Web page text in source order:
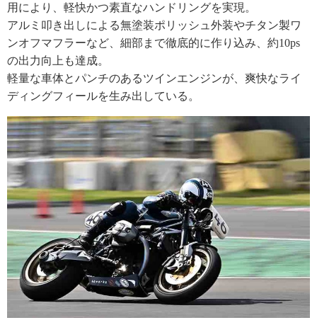
用により、軽快かつ素直なハンドリングを実現。
アルミ叩き出しによる無塗装ポリッシュ外装やチタン製ワ
ンオフマフラーなど、細部まで徹底的に作り込み、約10ps
の出力向上も達成。
軽量な車体とパンチのあるツインエンジンが、爽快なライ
ディングフィールを生み出している。